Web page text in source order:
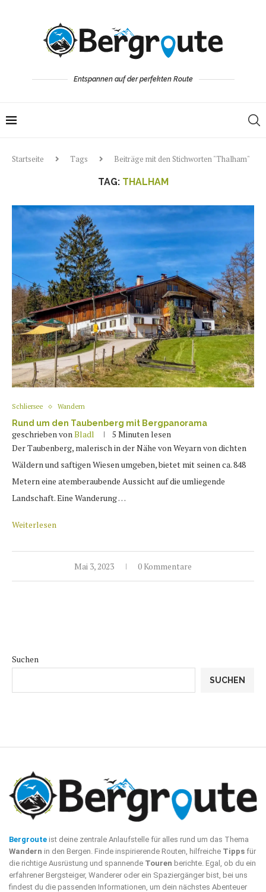
Entspannen auf der perfekten Route
Startseite Tags Beiträge mit den Stichworten "Thalham"
TAG: THALHAM
Schliersee Wandern
Rund um den Taubenberg mit Bergpanorama
geschrieben vonBladl
5 Minuten lesen
Der Taubenberg, malerisch in der Nähe von Weyarn von dichten
Wäldern und saftigen Wiesen umgeben, bietet mit seinen ca. 848
Metern eine atemberaubende Aussicht auf die umliegende
Landschaft. Eine Wanderung …
Weiterlesen
Mai 3, 2023 0 Kommentare
Suchen
SUCHEN
Bergroute ist deine zentrale Anlaufstelle für alles rund um das Thema
Wandern in den Bergen. Finde inspirierende Routen, hilfreiche Tipps für
die richtige Ausrüstung und spannende Touren berichte. Egal, ob du ein
erfahrener Bergsteiger, Wanderer oder ein Spaziergänger bist, bei uns
findest du die passenden Informationen, um dein nächstes Abenteuer